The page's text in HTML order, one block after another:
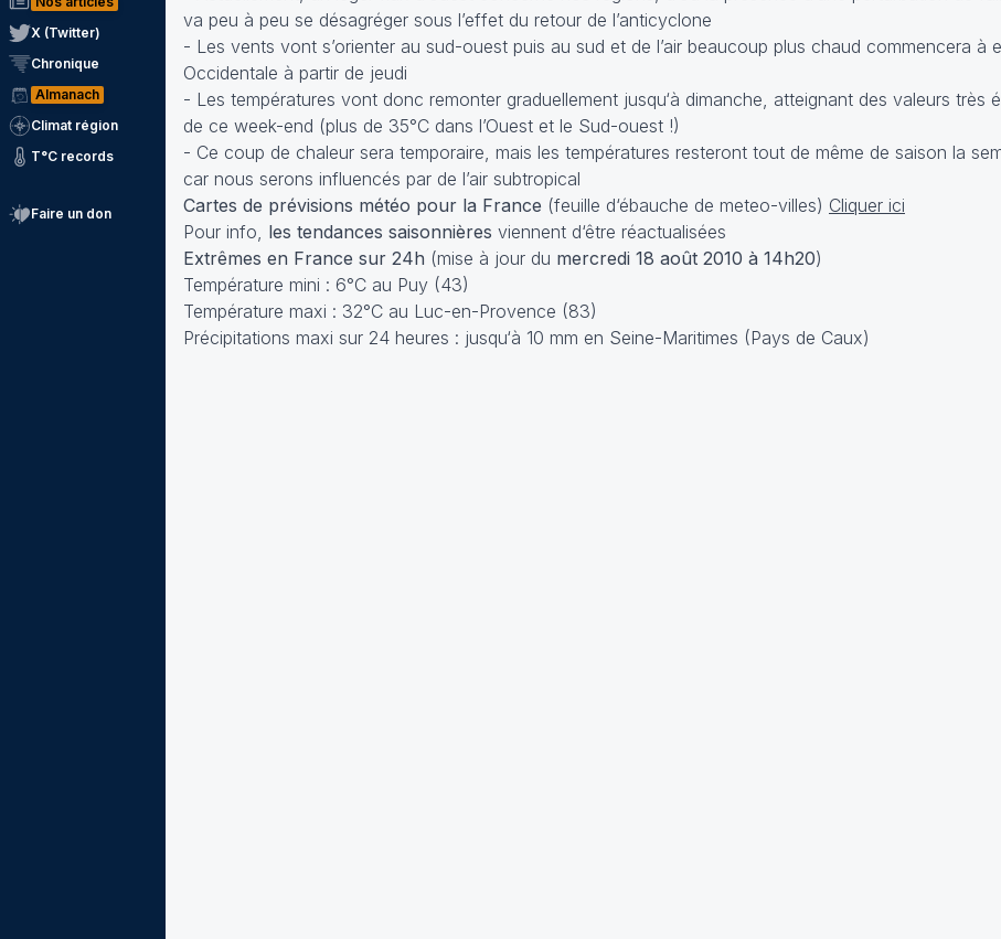
X (Twitter)
Chronique
Almanach
Climat région
T°C records
Faire un don
va peu à peu se désagréger sous l’effet du retour de l’anticyclone
- Les vents vont s’orienter au sud-ouest puis au sud et de l’air beaucoup plus chaud commencera à
Occidentale à partir de jeudi
- Les températures vont donc remonter graduellement jusqu‘à dimanche, atteignant des valeurs très
de ce week-end (plus de 35°C dans l’Ouest et le Sud-ouest !)
- Ce coup de chaleur sera temporaire, mais les températures resteront tout de même de saison la
car nous serons influencés par de l’air subtropical
Cartes de prévisions météo pour la France (feuille d‘ébauche de meteo-villes) Cliquer ici
Pour info, les tendances saisonnières viennent d‘être réactualisées
Extrêmes en France sur 24h (mise à jour du mercredi 18 août 2010 à 14h20)
Température mini : 6°C au Puy (43)
Température maxi : 32°C au Luc-en-Provence (83)
Précipitations maxi sur 24 heures : jusqu‘à 10 mm en Seine-Maritimes (Pays de Caux)